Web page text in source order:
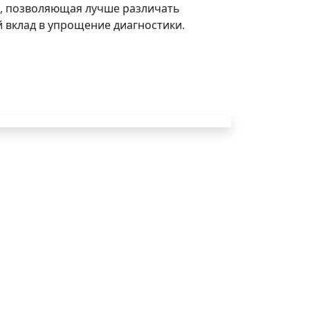
позволяющая лучше различать
в упрощение диагностики.